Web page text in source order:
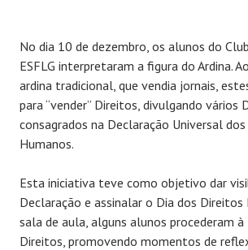
No dia 10 de dezembro, os alunos do
ESFLG interpretaram a figura do Ardina.
ardina tradicional, que vendia jornais,
para “vender” Direitos, divulgando vários
consagrados na Declaração Universal
Humanos.
Esta iniciativa teve como objetivo dar
Declaração e assinalar o Dia dos Direitos
sala de aula, alguns alunos procederam
Direitos, promovendo momentos de